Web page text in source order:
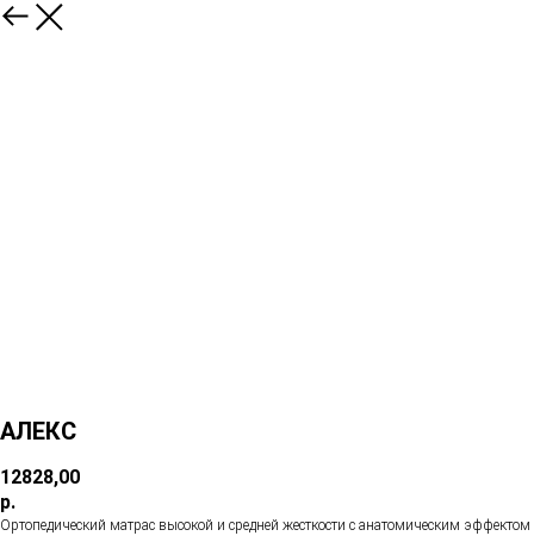
АЛЕКС
12828,00
р.
Ортопедический матрас высокой и средней жесткости с анатомическим эффектом